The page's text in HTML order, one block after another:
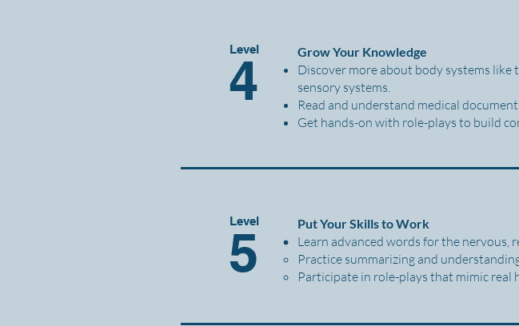
4
Level Grow Your Knowledge
Discover more about body systems like
sensory systems.
Read and understand medical
Get hands-on with role-plays to build
5
Level Put Your Skills to Work
Learn advanced words for the nervous,
Practice summarizing and
Participate in role-plays that mimic real